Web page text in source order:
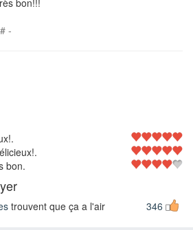
# -
bon.
346
trouvent que ça a l'air